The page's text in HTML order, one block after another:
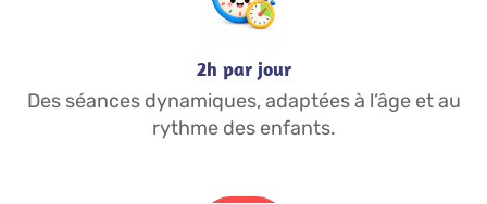
2h par jour
Des séances dynamiques, adaptées à l’âge et au
rythme des enfants.